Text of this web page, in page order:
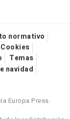
normativo
Temas
navidad
Europa Press.